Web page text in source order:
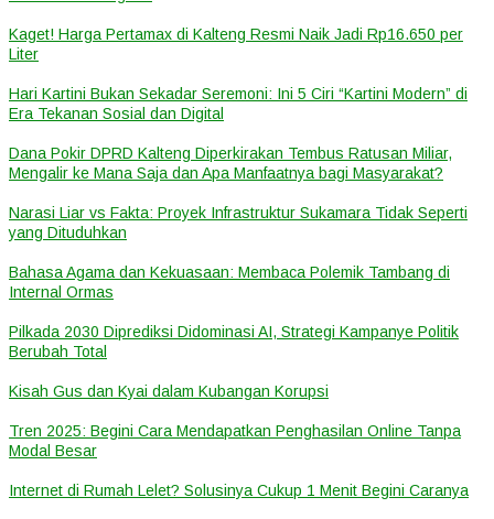
Kaget! Harga Pertamax di Kalteng Resmi Naik Jadi Rp16.650 per
Liter
Hari Kartini Bukan Sekadar Seremoni: Ini 5 Ciri “Kartini Modern” di
Era Tekanan Sosial dan Digital
Dana Pokir DPRD Kalteng Diperkirakan Tembus Ratusan Miliar,
Mengalir ke Mana Saja dan Apa Manfaatnya bagi Masyarakat?
Narasi Liar vs Fakta: Proyek Infrastruktur Sukamara Tidak Seperti
yang Dituduhkan
Bahasa Agama dan Kekuasaan: Membaca Polemik Tambang di
Internal Ormas
Pilkada 2030 Diprediksi Didominasi AI, Strategi Kampanye Politik
Berubah Total
Kisah Gus dan Kyai dalam Kubangan Korupsi
Tren 2025: Begini Cara Mendapatkan Penghasilan Online Tanpa
Modal Besar
Internet di Rumah Lelet? Solusinya Cukup 1 Menit Begini Caranya